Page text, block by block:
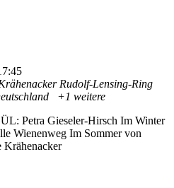
Rudolf-Lensing-Ring
+1 weitere
Petra Gieseler-Hirsch Im Winter
Wienenweg Im Sommer von
Krähenacker